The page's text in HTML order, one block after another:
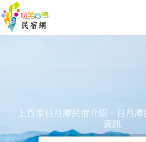
上百家日月潭民宿介紹，日月
資訊